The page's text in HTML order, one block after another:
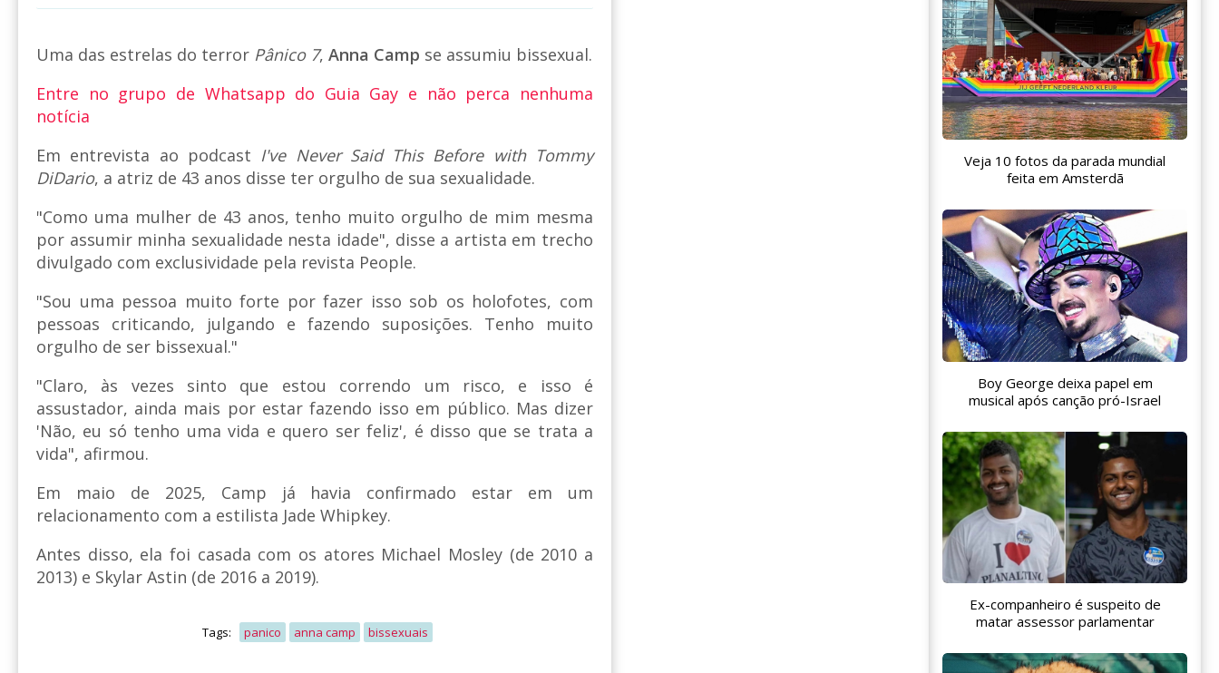
Uma das estrelas do terror Pânico 7, Anna Camp se assumiu bissexual.
Entre no grupo de Whatsapp do Guia Gay e não perca nenhuma
notícia
Em entrevista ao podcast I've Never Said This Before with Tommy
DiDario, a atriz de 43 anos disse ter orgulho de sua sexualidade.
"Como uma mulher de 43 anos, tenho muito orgulho de mim mesma
por assumir minha sexualidade nesta idade", disse a artista em trecho
divulgado com exclusividade pela revista People.
"Sou uma pessoa muito forte por fazer isso sob os holofotes, com
pessoas criticando, julgando e fazendo suposições. Tenho muito
orgulho de ser bissexual."
"Claro, às vezes sinto que estou correndo um risco, e isso é
assustador, ainda mais por estar fazendo isso em público. Mas dizer
'Não, eu só tenho uma vida e quero ser feliz', é disso que se trata a
vida", afirmou.
Em maio de 2025, Camp já havia confirmado estar em um
relacionamento com a estilista Jade Whipkey.
Antes disso, ela foi casada com os atores Michael Mosley (de 2010 a
2013) e Skylar Astin (de 2016 a 2019).
Tags: panico anna camp bissexuais
Veja 10 fotos da parada mundial
feita em Amsterdã
Boy George deixa papel em
musical após canção pró-Israel
Ex-companheiro é suspeito de
matar assessor parlamentar